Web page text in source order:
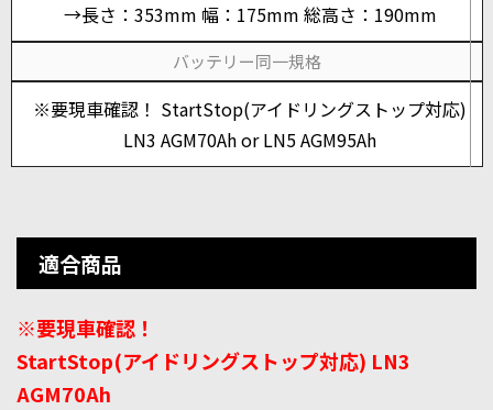
→長さ：353mm 幅：175mm 総高さ：190mm
バッテリー同一規格
※要現車確認！ StartStop(アイドリングストップ対応)
LN3 AGM70Ah or LN5 AGM95Ah
適合商品
※要現車確認！
StartStop(アイドリングストップ対応) LN3
AGM70Ah